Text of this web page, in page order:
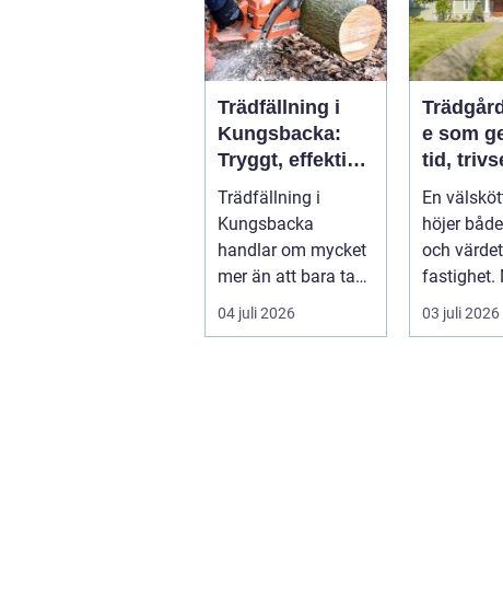
Trädfällning i
Kungsbacka:
Tryggt, effektivt
och med
omtanke om
hela tomten
Trädfällning i
Kungsbacka
handlar om mycket
mer än att bara ta
ner ett träd. I e...
04 juli 2026
e som
tid,
värde
En
höjer
och
fastighet.
många
tiden, o...
03 juli 2026